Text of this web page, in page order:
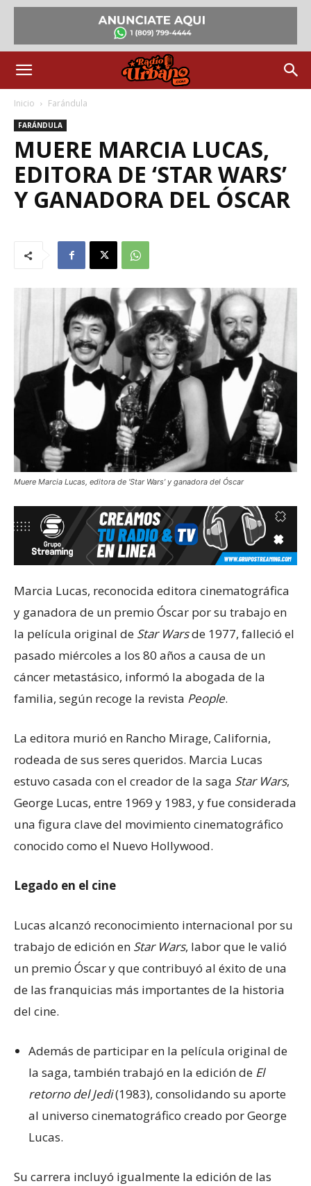
Inicio Farándula
FARÁNDULA
MUERE MARCIA LUCAS,
EDITORA DE ‘STAR WARS’
Y GANADORA DEL ÓSCAR
Muere Marcia Lucas, editora de ‘Star Wars’ y ganadora del Óscar
Marcia Lucas, reconocida editora cinematográfica
y ganadora de un premio Óscar por su trabajo en
la película original de Star Warsde 1977, falleció el
pasado miércoles a los 80 años a causa de un
cáncer metastásico, informó la abogada de la
familia, según recoge la revista People.
La editora murió en Rancho Mirage, California,
rodeada de sus seres queridos. Marcia Lucas
estuvo casada con el creador de la saga Star Wars,
George Lucas, entre 1969 y 1983, y fue considerada
una figura clave del movimiento cinematográfico
conocido como el Nuevo Hollywood.
Legado en el cine
Lucas alcanzó reconocimiento internacional por su
trabajo de edición en Star Wars, labor que le valió
un premio Óscar y que contribuyó al éxito de una
de las franquicias más importantes de la historia
del cine.
Además de participar en la película original de
la saga, también trabajó en la edición de El
retorno del Jedi(1983), consolidando su aporte
al universo cinematográfico creado por George
Lucas.
Su carrera incluyó igualmente la edición de las